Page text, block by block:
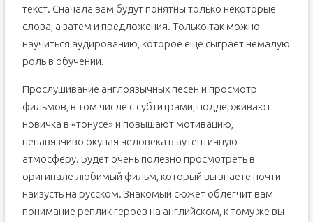
текст. Сначала вам будут понятны только некоторые
слова, а затем и предложения. Только так можно
научиться аудированию, которое еще сыграет немалую
роль в обучении.
Прослушивание англоязычных песен и просмотр
фильмов, в том числе с субтитрами, поддерживают
новичка в «тонусе» и повышают мотивацию,
ненавязчиво окуная человека в аутентичную
атмосферу. Будет очень полезно просмотреть в
оригинале любимый фильм, который вы знаете почти
наизусть на русском. Знакомый сюжет облегчит вам
понимание реплик героев на английском, к тому же вы